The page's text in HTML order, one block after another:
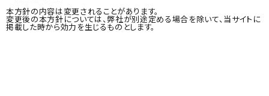
本方針の内容は変更されることがあります。
変更後の本方針については、弊社が別途定める場合を除いて、当サイトに
掲載した時から効力を生じるものとします。